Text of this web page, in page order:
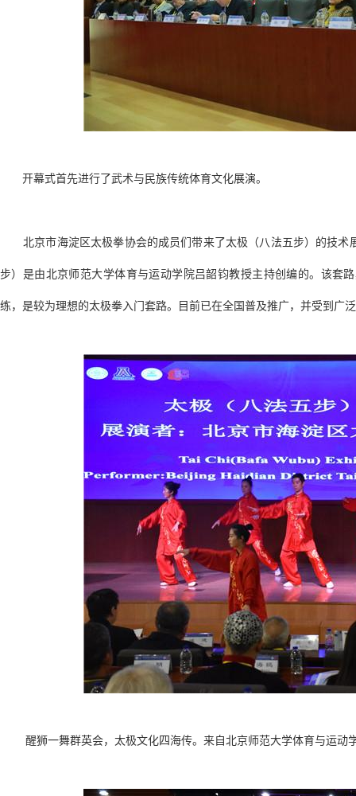
开幕式首先进行了武术与民族传统体育文化展演。
北京市海淀区太极拳协会的成员们带来了太极（八法五步）的技术
步）是由北京师范大学体育与运动学院吕韶钧教授主持创编的。该套
练，是较为理想的太极拳入门套路。目前已在全国普及推广，并受到广
醒狮一舞群英会，太极文化四海传。来自北京师范大学体育与运动